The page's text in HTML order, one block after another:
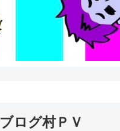
ブログ村ＰＶ